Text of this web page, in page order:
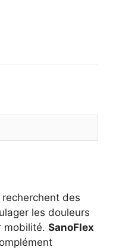
des
les douleurs
mobilité. SanoFlex